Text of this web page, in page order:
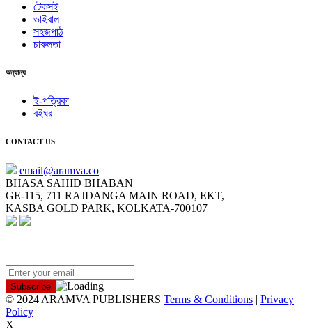
টেকসই
ভাইরাল
সহজপাঠ
চারুলতা
অন্যান্য
ই-পত্রিকা
বইঘর
CONTACT US
email@aramva.co
BHASA SAHID BHABAN
GE-115, 711 RAJDANGA MAIN ROAD, EKT,
KASBA GOLD PARK, KOLKATA-700107
© 2024 ARAMVA PUBLISHERS Terms & Conditions | Privacy
Policy
X